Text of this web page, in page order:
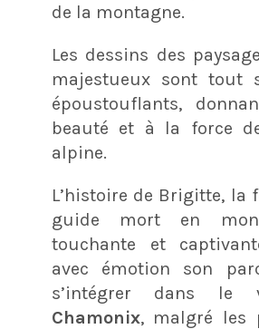
de la montagne.
Les dessins des
majestueux sont tout
époustouflants,
beauté et à la force
alpine.
L’histoire de Brigitte, la
guide mort en
touchante et
avec émotion son
s’intégrer dans le
Chamonix, malgré les